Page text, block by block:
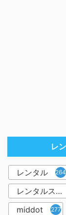
レ
レンタル 2644
レンタルスペース
middot 277